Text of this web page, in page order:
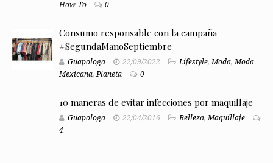
How-To
0
Consumo responsable con la campaña
#SegundaManoSeptiembre
Guapologa 22/09/2022 Lifestyle,Moda,Moda
Mexicana,Planeta 0
10 maneras de evitar infecciones por maquillaje
Guapologa 22/04/2016 Belleza,Maquillaje
4